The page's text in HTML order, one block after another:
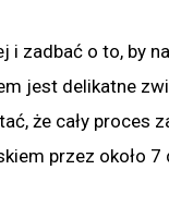
zadbać o to, by
jest delikatne
że cały proces
przez około 7